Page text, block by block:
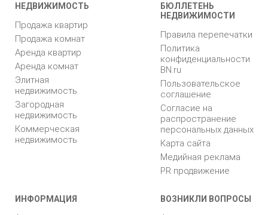
НЕДВИЖИМОСТЬ
Продажа квартир
Продажа комнат
Аренда квартир
Аренда комнат
Элитная
недвижимость
Загородная
недвижимость
Коммерческая
недвижимость
БЮЛЛЕТЕНЬ
НЕДВИЖИМОСТИ
Правила перепечатки
Политика
конфиденциальности
BN.ru
Пользовательское
соглашение
Согласие на
распространение
персональных данных
Карта сайта
Медийная реклама
PR продвижение
ИНФОРМАЦИЯ ВОЗНИКЛИ ВОПРОСЫ